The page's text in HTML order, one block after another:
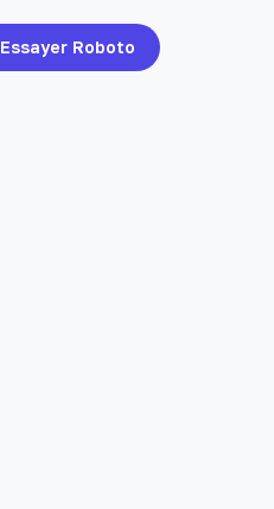
Essayer Roboto